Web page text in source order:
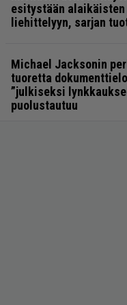
esitystään
liehittelyyn, sarjan
Michael Jacksonin
tuoretta
”julkiseksi
puolustautuu